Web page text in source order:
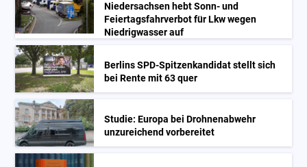
Niedersachsen hebt Sonn- und
Feiertagsfahrverbot für Lkw wegen
Niedrigwasser auf
Berlins SPD-Spitzenkandidat stellt sich
bei Rente mit 63 quer
Studie: Europa bei Drohnenabwehr
unzureichend vorbereitet